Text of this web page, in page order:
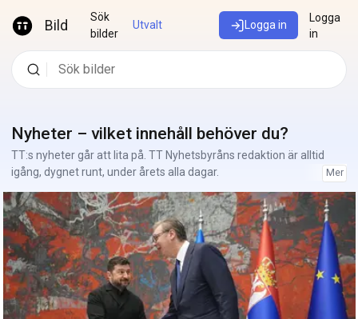
Bild
Sök
bilder
Utvalt Logga in
Logga
in
Nyheter – vilket innehåll behöver du?
TT:s nyheter går att lita på. TT Nyhetsbyråns redaktion är alltid
igång, dygnet runt, under årets alla dagar.
Mer